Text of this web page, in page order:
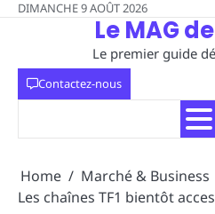
SkipDIMANCHE 9 AOÛT 2026
Contactez-nous
Le MAG
Le premier guide
Home
Marché & Business
Les chaînes TF1 bientôt